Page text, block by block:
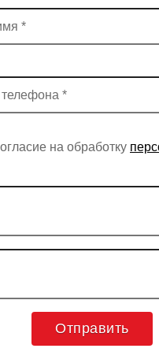
на обработку